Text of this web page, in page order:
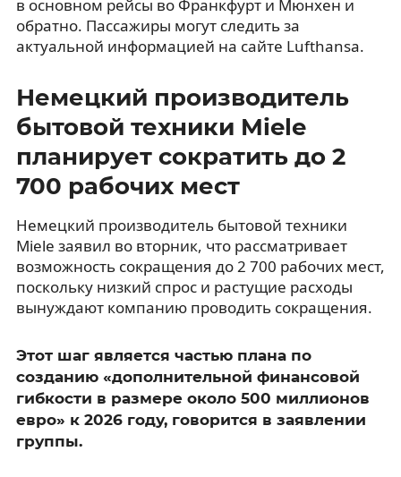
в основном рейсы во Франкфурт и Мюнхен и
обратно. Пассажиры могут следить за
актуальной информацией на сайте Lufthansa.
Немецкий производитель
бытовой техники Miele
планирует сократить до 2
700 рабочих мест
Немецкий производитель бытовой техники
Miele заявил во вторник, что рассматривает
возможность сокращения до 2 700 рабочих мест,
поскольку низкий спрос и растущие расходы
вынуждают компанию проводить сокращения.
Этот шаг является частью плана по
созданию «дополнительной финансовой
гибкости в размере около 500 миллионов
евро» к 2026 году, говорится в заявлении
группы.